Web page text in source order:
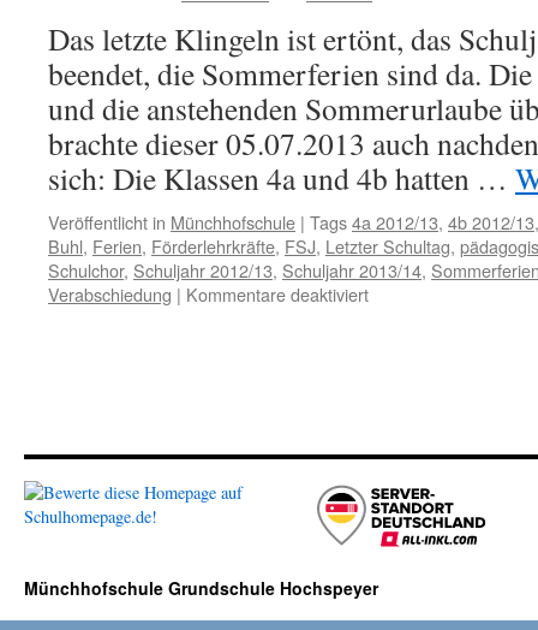
Das letzte Klingeln ist ertönt, das
beendet, die Sommerferien sind da.
und die anstehenden Sommerurlaube
brachte dieser 05.07.2013 auch
sich: Die Klassen 4a und 4b hatten …
Veröffentlicht in Münchhofschule | Tags4a 2012/13, 4b 2012/13
Buhl, Ferien, Förderlehrkräfte, FSJ, Letzter Schultag,
Schulchor, Schuljahr 2012/13, Schuljahr 2013/14,
Verabschiedung | Kommentare deaktiviertfür
Münchhofschule Grundschule Hochspeyer